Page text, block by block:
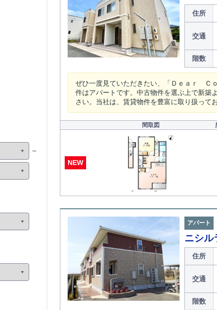
住所
交通
階数
ぜひ一度見ていただきたい、「Ｄｅａｒ Ｃ
件はアパートです。中古物件を選ぶ上で新築
さい。当社は、賃貸物件を豊富に取り扱って
間取図
NEW
アパート
ニシル
住所
交通
階数